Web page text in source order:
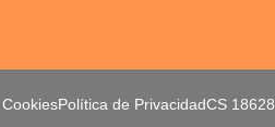
Política de PrivacidadCS 18628